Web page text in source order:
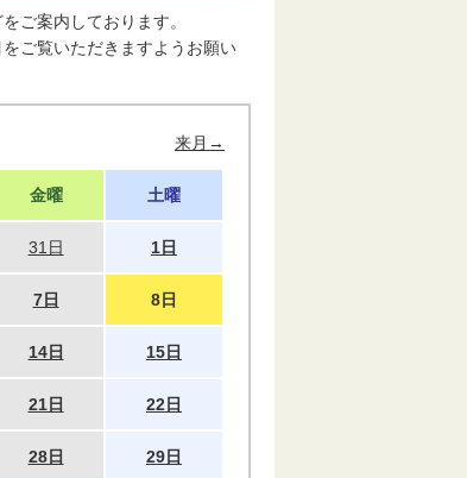
ご案内しております。
ご覧いただきますようお願い
来月→
金曜 土曜
31日 1日
7日 8日
14日 15日
21日 22日
28日 29日